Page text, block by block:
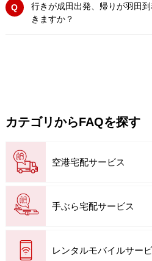
行きが成田出発、帰りが羽田
きますか？
カテゴリからFAQを探す
空港宅配サービス
手ぶら宅配サービス
レンタルモバイルサー